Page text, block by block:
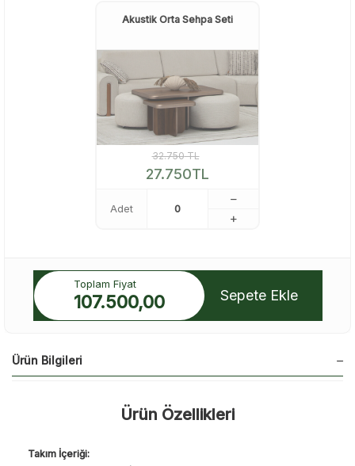
Akustik Orta Sehpa Seti
32.750TL
27.750TL
Adet
Toplam Fiyat
107.500,00 Sepete Ekle
Ürün Bilgileri
Ürün Özellikleri
Takım İçeriği: